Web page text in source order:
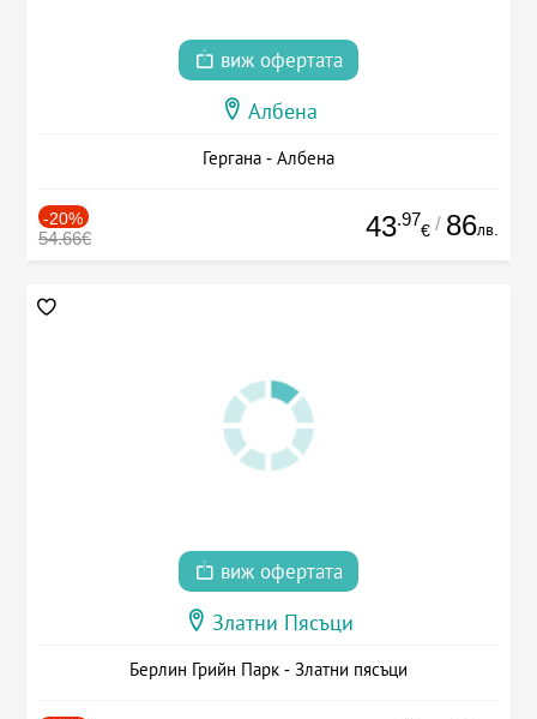
виж офертата
Албена
Гергана - Албена
-20%
54.66€ 43.97
€ / 86лв.
виж офертата
Златни Пясъци
Берлин Грийн Парк - Златни пясъци